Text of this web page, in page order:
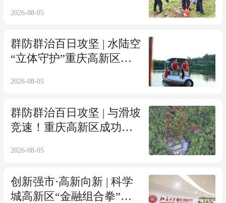
2026-08-05
群防群治百日攻坚 | 水陆空
“立体守护”重庆高新区织
2026-08-05
群防群治百日攻坚 | 与滑坡
竞速！重庆高新区成功化
2026-08-05
创新强市·高新向新 | 科学
城高新区“金融组合拳”助